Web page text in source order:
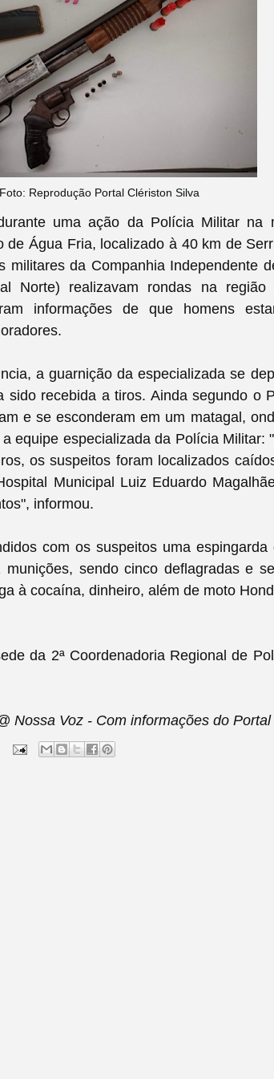
Foto: Reprodução Portal Clériston Silva
uma ação da Polícia Militar na
de Água Fria, localizado à 40 km de
militares da Companhia Independente
Norte) realizavam rondas na
informações de que homens
a guarnição da especializada se
sido recebida a tiros. Ainda segundo o
e se esconderam em um matagal,
equipe especializada da Polícia Militar: "
os suspeitos foram localizados
Municipal Luiz Eduardo
informou.
com os suspeitos uma espingarda
sendo cinco deflagradas e
à cocaína, dinheiro, além de moto
da 2ª Coordenadoria Regional de
Nossa Voz - Com informações do